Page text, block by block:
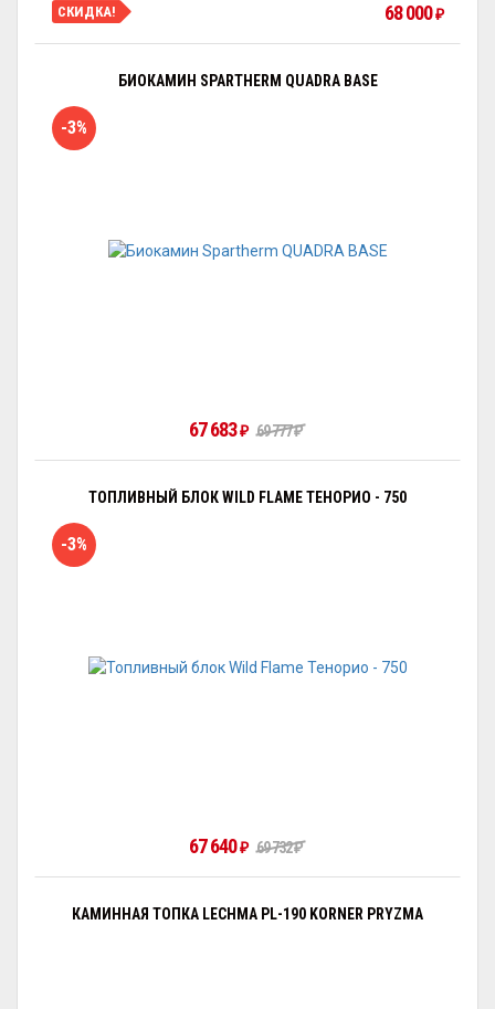
СКИДКА! 68 000₽
БИОКАМИН SPARTHERM QUADRA BASE
-3%
67 683₽ 69 777₽
ТОПЛИВНЫЙ БЛОК WILD FLAME ТЕНОРИО - 750
-3%
67 640₽ 69 732₽
КАМИННАЯ ТОПКА LECHMA PL-190 KORNER PRYZMA